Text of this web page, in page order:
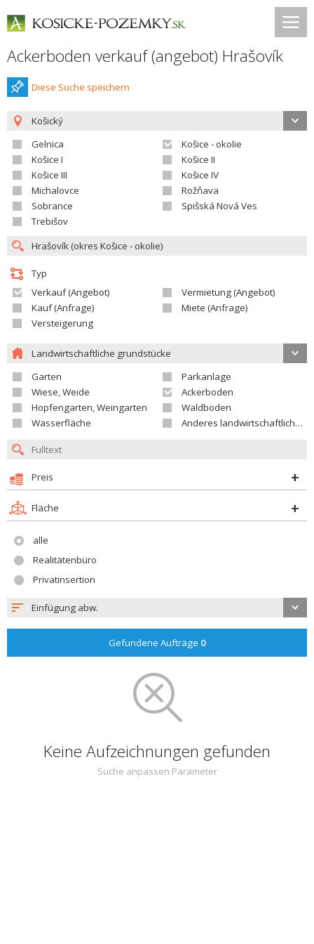
Ackerboden verkauf (angebot) Hrašovík
Diese Suche speichern
Košický
Gelnica
Košice - okolie
Košice I
Košice II
Košice III
Košice IV
Michalovce
Rožňava
Sobrance
Spišská Nová Ves
Trebišov
Typ
Verkauf (Angebot)
Vermietung (Angebot)
Kauf (Anfrage)
Miete (Anfrage)
Versteigerung
Landwirtschaftliche grundstücke
Garten
Parkanlage
Wiese, Weide
Ackerboden
Hopfengarten, Weingarten
Waldboden
Wasserfläche
Anderes landwirtschaftliches Grundstück
Preis
Fläche
alle
Realitätenbüro
Privatinsertion
Einfügung abw.
Gefundene Aufträge 0
Keine Aufzeichnungen gefunden
Suche anpassen Parameter